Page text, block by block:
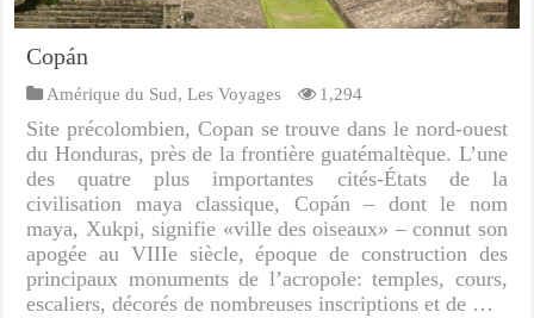
Copán
Amérique du Sud,Les Voyages 1,294
Site précolombien, Copan se trouve dans le nord-ouest
du Honduras, près de la frontière guatémaltèque. L’une
des quatre plus importantes cités-États de la
civilisation maya classique, Copán – dont le nom
maya, Xukpi, signifie «ville des oiseaux» – connut son
apogée au VIIIe siècle, époque de construction des
principaux monuments de l’acropole: temples, cours,
escaliers, décorés de nombreuses inscriptions et de …